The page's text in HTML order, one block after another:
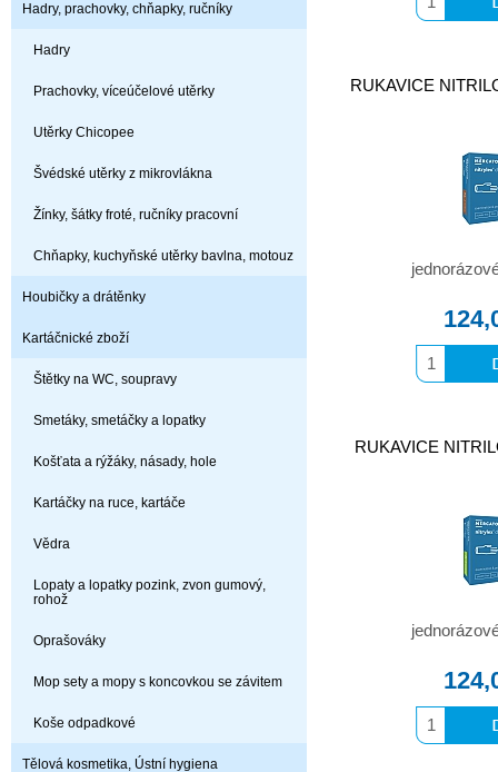
Hadry, prachovky, chňapky, ručníky
Hadry
Prachovky, víceúčelové utěrky
Utěrky Chicopee
Švédské utěrky z mikrovlákna
Žínky, šátky froté, ručníky pracovní
Chňapky, kuchyňské utěrky bavlna, motouz
Houbičky a drátěnky
Kartáčnické zboží
Štětky na WC, soupravy
Smetáky, smetáčky a lopatky
Košťata a rýžáky, násady, hole
Kartáčky na ruce, kartáče
Vědra
Lopaty a lopatky pozink, zvon gumový,
rohož
Oprašováky
Mop sety a mopy s koncovkou se závitem
Koše odpadkové
Tělová kosmetika, Ústní hygiena
RUKAVICE
RUKAVICE